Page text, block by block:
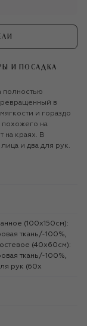
И ПОСАДКА
полностью
в
и гораздо
похожего на
на краях. В
и два для рук.
ткань/-100%,
(40х60см):
ткань/-100%,
рук (60х